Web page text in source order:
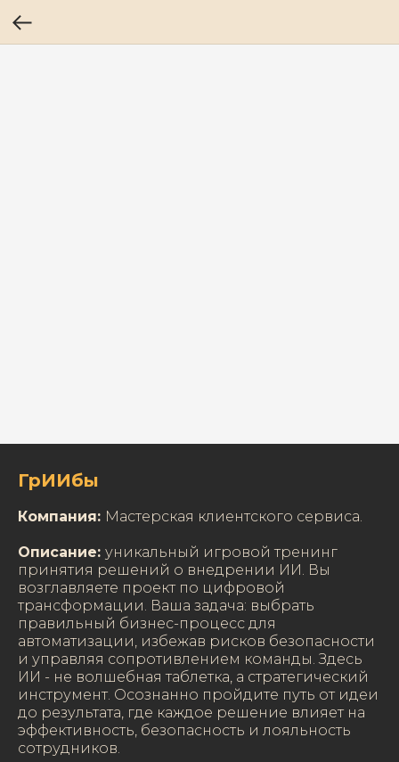
ГрИИбы
Компания: Мастерская клиентского сервиса.
Описание: уникальный игровой тренинг
принятия решений о внедрении ИИ. Вы
возглавляете проект по цифровой
трансформации. Ваша задача: выбрать
правильный бизнес-процесс для
автоматизации, избежав рисков безопасности
и управляя сопротивлением команды. Здесь
ИИ - не волшебная таблетка, а стратегический
инструмент. Осознанно пройдите путь от идеи
до результата, где каждое решение влияет на
эффективность, безопасность и лояльность
сотрудников.